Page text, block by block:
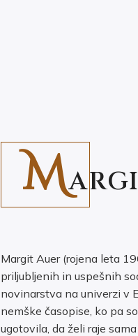
M
Margit Auer (rojena leta
priljubljenih in uspešnih
novinarstva na univerzi v
nemške časopise, ko pa
ugotovila, da želi raje